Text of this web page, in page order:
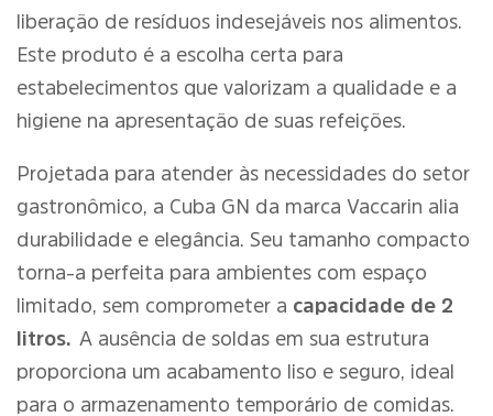
liberação de resíduos indesejáveis nos alimentos.
Este produto é a escolha certa para
estabelecimentos que valorizam a qualidade e a
higiene na apresentação de suas refeições.
Projetada para atender às necessidades do setor
gastronômico, a Cuba GN da marca Vaccarin alia
durabilidade e elegância. Seu tamanho compacto
torna-a perfeita para ambientes com espaço
limitado, sem comprometer a capacidade de 2
litros. A ausência de soldas em sua estrutura
proporciona um acabamento liso e seguro, ideal
para o armazenamento temporário de comidas.